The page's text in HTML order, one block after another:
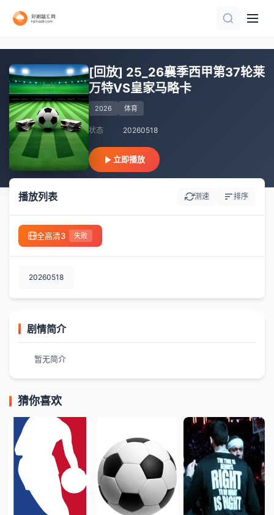
[回放] 25_26襄季西甲第37轮莱
万特VS皇家马略卡
2026 体育
状态 20260518
立即播放
播放列表 测速 排序
全高清3 失败
20260518
剧情简介
暂无简介
猜你喜欢
更新国语
HD
HD
更新至HD
HD
HD
正片
正片
HD
HD